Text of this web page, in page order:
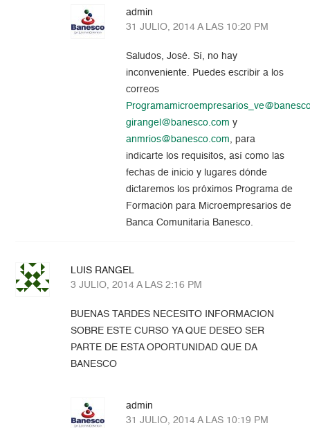
admin
31 JULIO, 2014 A LAS 10:20 PM
Saludos, José. Sí, no hay
inconveniente. Puedes escribir a los
correos
girangel@banesco.com y
anmrios@banesco.com , para
indicarte los requisitos, así como las
fechas de inicio y lugares dónde
dictaremos los próximos Programa de
Formación para Microempresarios de
Banca Comunitaria Banesco.
LUIS RANGEL
3 JULIO, 2014 A LAS 2:16 PM
BUENAS TARDES NECESITO INFORMACION
SOBRE ESTE CURSO YA QUE DESEO SER
PARTE DE ESTA OPORTUNIDAD QUE DA
BANESCO
admin
31 JULIO, 2014 A LAS 10:19 PM